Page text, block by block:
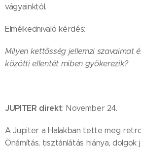
vágyainktól.
Elmélkednivaló kérdés:
Milyen kettősség jellemzi szavaimat
közötti ellentét miben gyökerezik?
JUPITER direkt: November 24.
A Jupiter a Halakban tette meg
Önámítás, tisztánlátás hiánya, dolgok